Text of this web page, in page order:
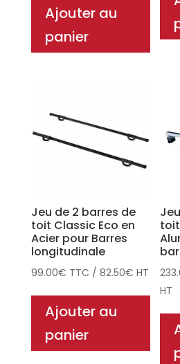
Ajouter au
panier
Jeu de 2 barres de
toit Classic Eco en
Acier pour Barres
longitudinale
99.00€ TTC / 82.50€ HT
Ajouter au
panier
HT